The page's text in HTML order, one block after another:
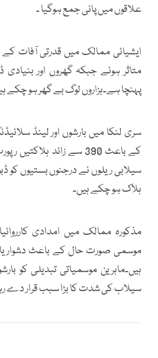
علاقوں میں پانی جمع ہوگیا ۔
ایشیائی ممالک میں قدرتی آفات کے
متاثر ہوئے جبکہ گھروں اور
پہنچا ہے۔ہزاروں لوگ بے گھر ہو چکے
سری لنکا میں بارشوں اور لینڈ
کے باعث 390 سے زائد
ہلاک ہو چکے ہیں۔
مذکورہ ممالک میں امدادی
موسمی صورت حال کے باعث
ہیں۔ماہرین موسمیاتی تبدیلی کو
سیلاب کی شدت کا بڑا سبب قرار دے